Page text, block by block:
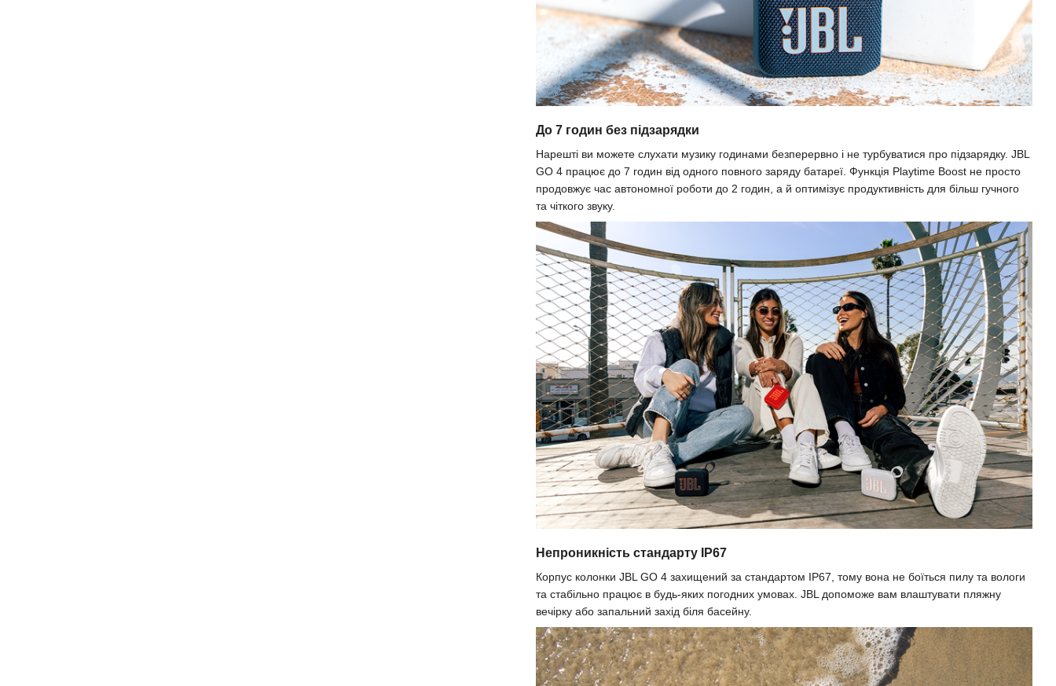
До 7 годин без підзарядки
Нарешті ви можете слухати музику годинами безперервно і не турбуватися про підзарядку. JBL
GO 4 працює до 7 годин від одного повного заряду батареї. Функція Playtime Boost не просто
продовжує час автономної роботи до 2 годин, а й оптимізує продуктивність для більш гучного
та чіткого звуку.
Непроникність стандарту IP67
Корпус колонки JBL GO 4 захищений за стандартом IP67, тому вона не боїться пилу та вологи
та стабільно працює в будь-яких погодних умовах. JBL допоможе вам влаштувати пляжну
вечірку або запальний захід біля басейну.